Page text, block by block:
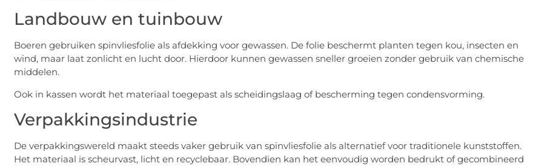
Landbouw en tuinbouw
Boeren gebruiken spinvliesfolie als afdekking voor gewassen. De folie beschermt planten tegen kou, insecten en
wind, maar laat zonlicht en lucht door. Hierdoor kunnen gewassen sneller groeien zonder gebruik van chemische
middelen.
Ook in kassen wordt het materiaal toegepast als scheidingslaag of bescherming tegen condensvorming.
Verpakkingsindustrie
De verpakkingswereld maakt steeds vaker gebruik van spinvliesfolie als alternatief voor traditionele kunststoffen.
Het materiaal is scheurvast, licht en recyclebaar. Bovendien kan het eenvoudig worden bedrukt of gecombineerd